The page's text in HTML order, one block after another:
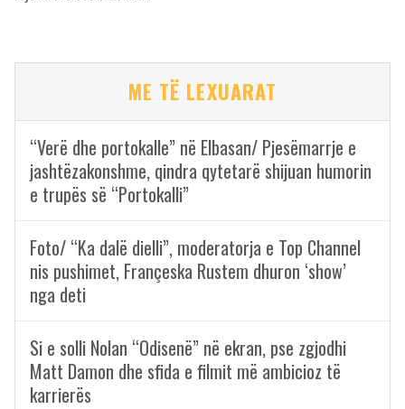
ME TË LEXUARAT
“Verë dhe portokalle” në Elbasan/ Pjesëmarrje e
jashtëzakonshme, qindra qytetarë shijuan humorin
e trupës së “Portokalli”
Foto/ “Ka dalë dielli”, moderatorja e Top Channel
nis pushimet, Françeska Rustem dhuron ‘show’
nga deti
Si e solli Nolan “Odisenë” në ekran, pse zgjodhi
Matt Damon dhe sfida e filmit më ambicioz të
karrierës